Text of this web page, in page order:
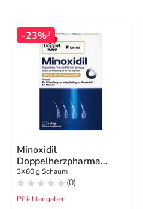
-23%3
Minoxidil
Doppelherzpharma
Männer 50 mg / g
Schaum
3X60 g Schaum
(0)
Pflichtangaben